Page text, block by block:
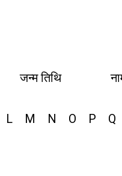
जन्म तिथि
L M N O P Q